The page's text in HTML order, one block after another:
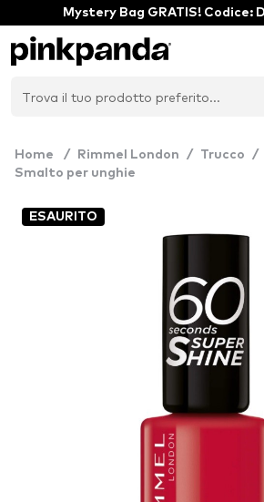
Mystery Bag GRATIS! Codice:
Home / Rimmel London / Trucco /
Smalto per unghie
ESAURITO